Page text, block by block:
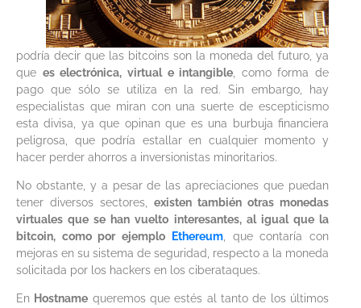
podría decir que las bitcoins son la moneda del futuro, ya
que es electrónica, virtual e intangible , como forma de
pago que sólo se utiliza en la red. Sin embargo, hay
especialistas que miran con una suerte de escepticismo
esta divisa, ya que opinan que es una burbuja financiera
peligrosa, que podría estallar en cualquier momento y
hacer perder ahorros a inversionistas minoritarios.
No obstante, y a pesar de las apreciaciones que puedan
tener diversos sectores, existen también otras monedas
virtuales que se han vuelto interesantes, al igual que la
bitcoin, como por ejemplo
Ethereum, que contaría con
mejoras en su sistema de seguridad, respecto a la moneda
solicitada por los hackers en los ciberataques.
En Hostname queremos que estés al tanto de los últimos